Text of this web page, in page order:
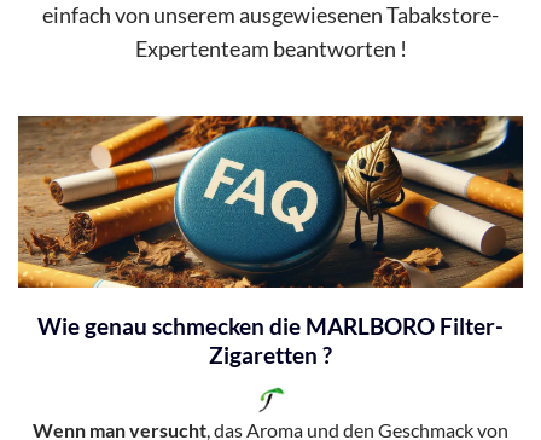
einfach von unserem ausgewiesenen Tabakstore-
Expertenteam beantworten !
Wie genau schmecken die MARLBORO Filter-
Zigaretten ?
Wenn man versucht , das Aroma und den Geschmack von